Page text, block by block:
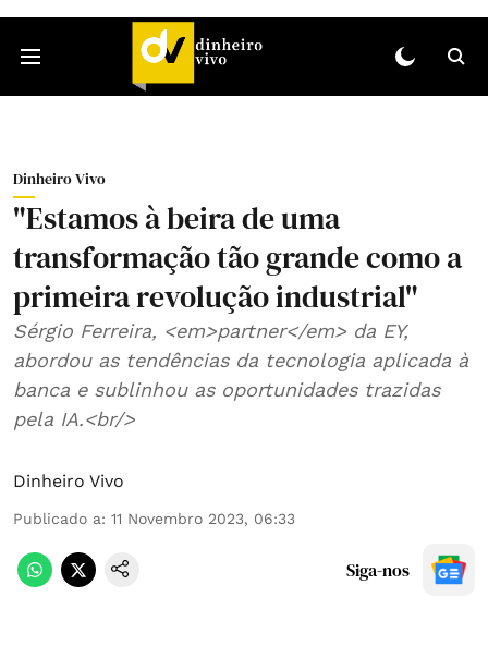
Dinheiro Vivo
"Estamos à beira de uma
transformação tão grande como a
primeira revolução industrial"
Sérgio Ferreira, <em>partner</em> da EY,
abordou as tendências da tecnologia aplicada à
banca e sublinhou as oportunidades trazidas
pela IA.<br/>
Dinheiro Vivo
Publicado a: 11 Novembro 2023, 06:33
Siga-nos